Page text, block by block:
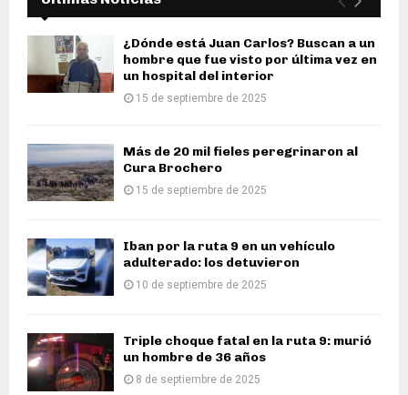
¿Dónde está Juan Carlos? Buscan a un
hombre que fue visto por última vez en
un hospital del interior
15 de septiembre de 2025
Más de 20 mil fieles peregrinaron al
Cura Brochero
15 de septiembre de 2025
Iban por la ruta 9 en un vehículo
adulterado: los detuvieron
10 de septiembre de 2025
Triple choque fatal en la ruta 9: murió
un hombre de 36 años
8 de septiembre de 2025